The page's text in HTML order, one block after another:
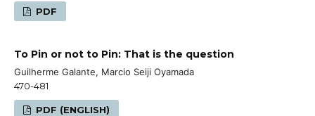
PDF
To Pin or not to Pin: That is the question
Guilherme Galante, Marcio Seiji Oyamada
470-481
PDF (ENGLISH)